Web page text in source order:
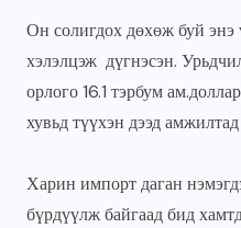
Он солигдох дөхөж буй энэ
хэлэлцэж дүгнэсэн.
орлого 16.1 тэрбум
хувьд түүхэн дээд
Харин импорт даган
бүрдүүлж байгаад бид